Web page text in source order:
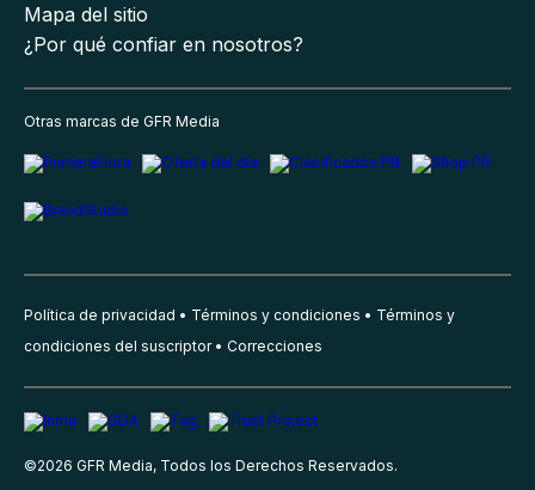
Mapa del sitio
¿Por qué confiar en nosotros?
Otras marcas de GFR Media
Política de privacidad Términos y condiciones
Términos y
condiciones del suscriptor
Correcciones
©2026 GFR Media, Todos los Derechos Reservados.